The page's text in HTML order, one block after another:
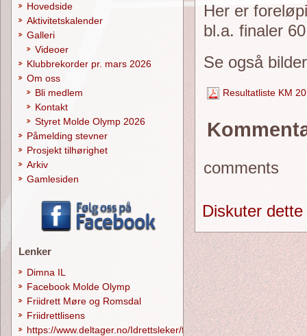
Her er
bl.a. finaler
Se også
Resultatliste KM
comments
Diskuter
Hovedside
Aktivitetskalender
Galleri
Videoer
Klubbrekorder pr. mars 2026
Om oss
Bli medlem
Kontakt
Styret Molde Olymp 2026
Påmelding stevner
Prosjekt tilhørighet
Arkiv
Gamlesiden
Lenker
Dimna IL
Facebook Molde Olymp
Friidrett Møre og Romsdal
Friidrettlisens
https://www.deltager.no/Idrettsleker/forside